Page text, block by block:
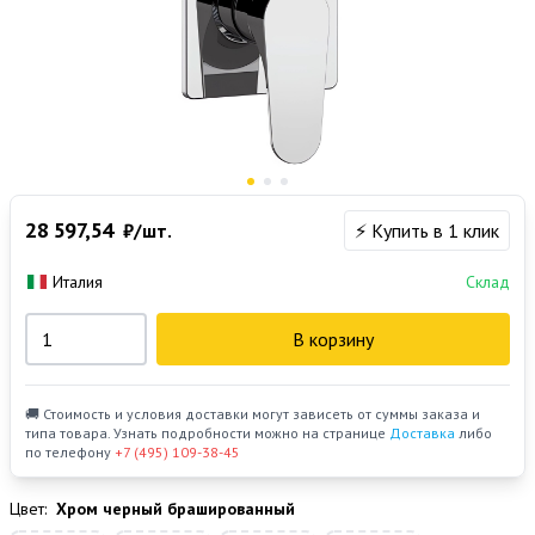
28 597,54 ₽/шт. ⚡ Купить в 1 клик
Италия Склад
В корзину
🚚 Стоимость и условия доставки могут зависеть от суммы заказа и
типа товара. Узнать подробности можно на странице Доставка либо
по телефону +7 (495) 109-38-45
Цвет: Хром черный брашированный